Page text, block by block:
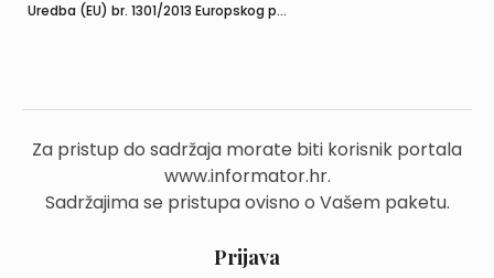
Uredba (EU) br. 1301/2013 Europskog p...
Za pristup do sadržaja morate biti korisnik portala
www.informator.hr.
Sadržajima se pristupa ovisno o Vašem paketu.
Prijava